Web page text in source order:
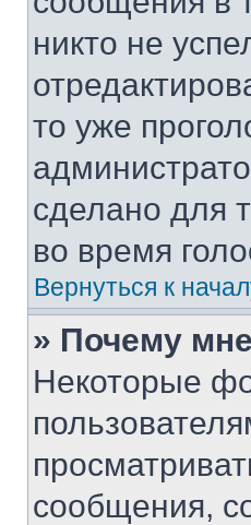
никто не
то уже
сделано для
во время
Вернуться к
» Почему
Некоторые
сообщения,